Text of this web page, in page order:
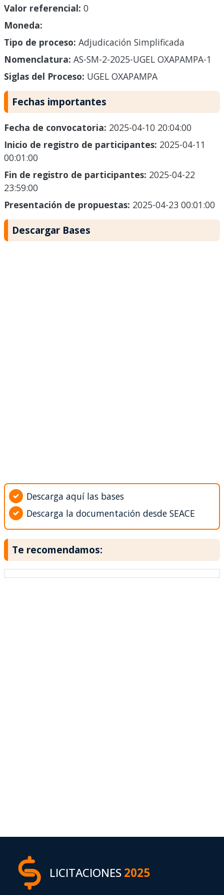
Valor referencial: 0
Moneda:
Tipo de proceso: Adjudicación Simplificada
Nomenclatura: AS-SM-2-2025-UGEL OXAPAMPA-1
Siglas del Proceso: UGEL OXAPAMPA
Fechas importantes
Fecha de convocatoria: 2025-04-10 20:04:00
Inicio de registro de participantes: 2025-04-11
00:01:00
Fin de registro de participantes: 2025-04-22
23:59:00
Presentación de propuestas: 2025-04-23 00:01:00
Descargar Bases
Descarga aquí las bases
Descarga la documentación desde SEACE
Te recomendamos:
LICITACIONES2025